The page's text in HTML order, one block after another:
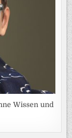
Wissen und